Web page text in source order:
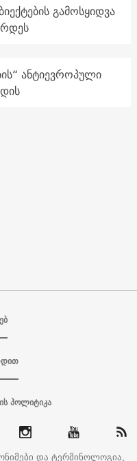
გამოსყიდვა
ანტიევროპული
პოლიტიკა
და ტერმინოლოგია,